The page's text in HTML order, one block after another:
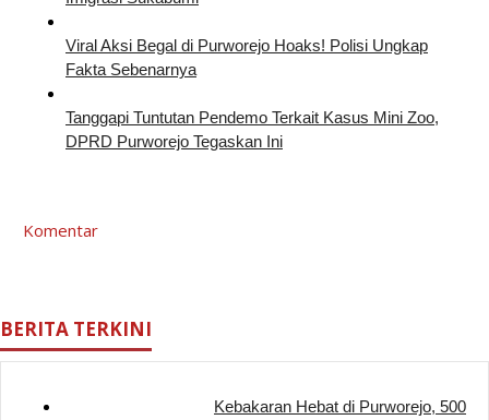
Viral Aksi Begal di Purworejo Hoaks! Polisi Ungkap
Fakta Sebenarnya
Tanggapi Tuntutan Pendemo Terkait Kasus Mini Zoo,
DPRD Purworejo Tegaskan Ini
Komentar
BERITA TERKINI
Kebakaran Hebat di Purworejo, 500